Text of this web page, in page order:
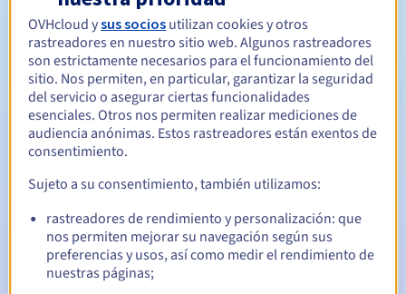
Período de renovación Entre 1 y 10 años
Período de redención
vencimiento
Email el día del vencimientopara notificar la suspensión
del nombre de dominio
OVHcloud ysus socios utilizan cookies y otros
rastreadores en nuestro sitio web. Algunos rastreadores
son estrictamente necesarios para el funcionamiento del
sitio. Nos permiten, en particular, garantizar la seguridad
del servicio o asegurar ciertas funcionalidades
esenciales. Otros nos permiten realizar mediciones de
audiencia anónimas. Estos rastreadores están exentos de
consentimiento.
Sujeto a su consentimiento, también utilizamos:
rastreadores de rendimiento y personalización: que
nos permiten mejorar su navegación según sus
preferencias y usos, así como medir el rendimiento de
nuestras páginas;